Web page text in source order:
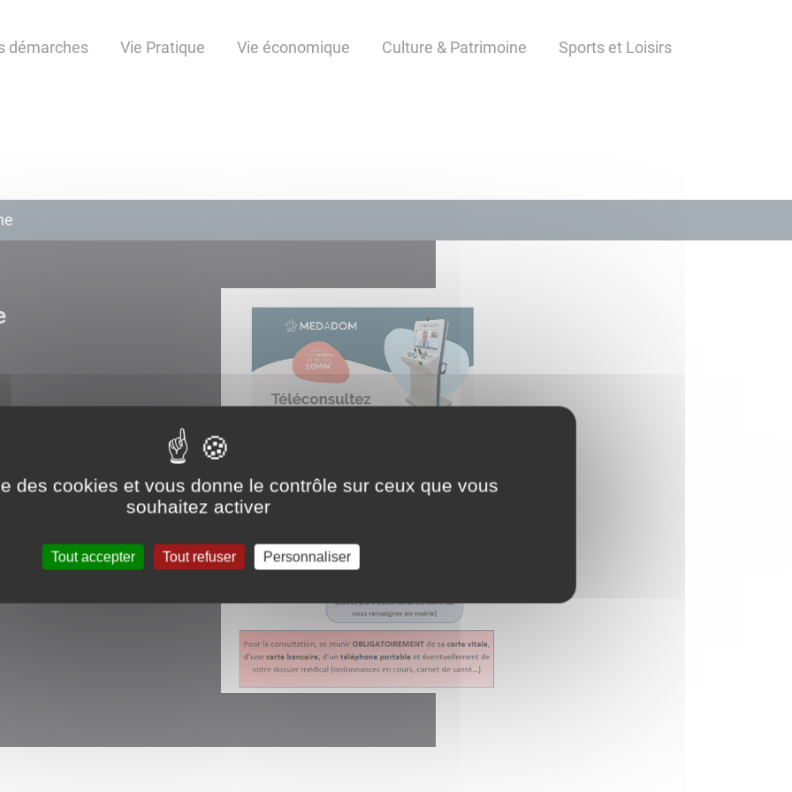
démarches Vie Pratique Vie économique Culture & Patrimoine Sports et Loisirs
des cookies et vous donne le contrôle sur ceux que vous
souhaitez activer
Tout accepter Tout refuser Personnaliser